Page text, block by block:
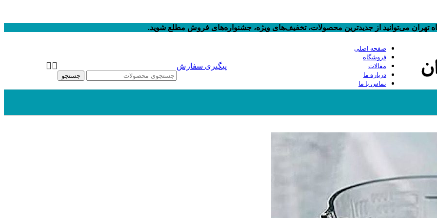
تهران می‌توانید از جدیدترین محصولات، تخفیف‌های ویژه، جشنواره‌های فروش مطلع شوید.
صفحه اصلی
فروشگاه
مقالات
درباره ما
تماس با ما
پیگیری سفارش
جستجو